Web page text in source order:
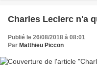
Charles Leclerc n'a
Publié le 26/08/2018 à 08:01
Par Matthieu Piccon